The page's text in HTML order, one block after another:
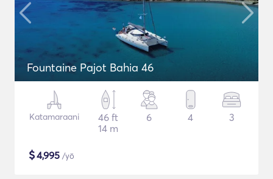
Fountaine Pajot Bahia 46
Katamaraani
46 ft
14 m
6 4 3
$4,995 /yö